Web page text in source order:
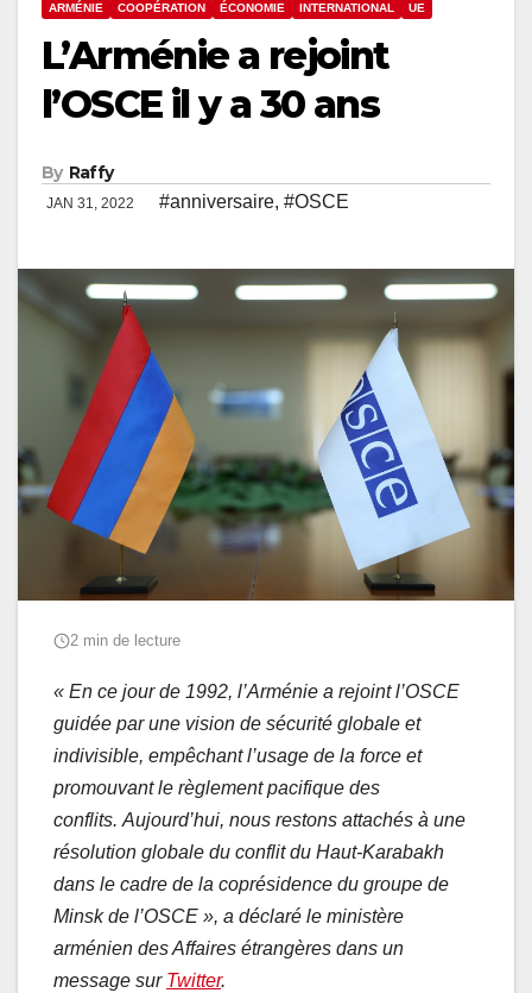
ARMÉNIE COOPÉRATION ÉCONOMIE INTERNATIONAL UE
L’Arménie a rejoint
l’OSCE il y a 30 ans
By Raffy
JAN 31, 2022 #anniversaire, #OSCE
2 min de lecture
« En ce jour de 1992, l’Arménie a rejoint l’OSCE
guidée par une vision de sécurité globale et
indivisible, empêchant l’usage de la force et
promouvant le règlement pacifique des
conflits. Aujourd’hui, nous restons attachés à une
résolution globale du conflit du Haut-Karabakh
dans le cadre de la coprésidence du groupe de
Minsk de l’OSCE », a déclaré le ministère
arménien des Affaires étrangères dans un
message sur Twitter.